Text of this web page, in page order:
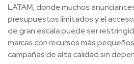
LATAM, donde muchos
presupuestos limitados y el
de gran escala puede ser
marcas con recursos más
campañas de alta calidad sin